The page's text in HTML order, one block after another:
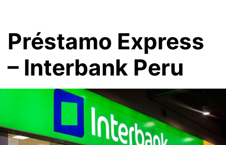
Préstamo Express
– Interbank Peru